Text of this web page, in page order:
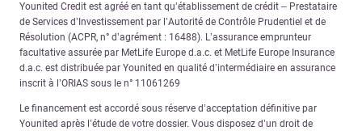
Younited Credit est agréé en tant qu’établissement de crédit – Prestataire
de Services d’Investissement par l’Autorité de Contrôle Prudentiel et de
Résolution (ACPR, n° d’agrément : 16488). L’assurance emprunteur
facultative assurée par MetLife Europe d.a.c. et MetLife Europe Insurance
d.a.c. est distribuée par Younited en qualité d’intermédiaire en assurance
inscrit à l’ORIAS sous le n° 11061269
Le financement est accordé sous réserve d’acceptation définitive par
Younited après l’étude de votre dossier. Vous disposez d’un droit de